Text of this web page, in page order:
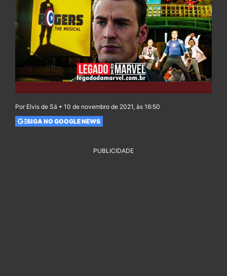
Por Elvis de Sá • 10 de novembro de 2021, às 16:50
SIGA NO GOOGLE NEWS
PUBLICIDADE